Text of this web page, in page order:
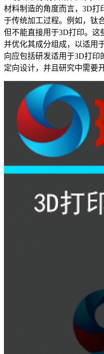
材料制造的角度而言，3D打
于传统加工过程。例如，钛
但不能直接用于3D打印。这
并优化其成分组成，以适用
向应包括研发适用于3D打印
定向设计，并且研究中需要